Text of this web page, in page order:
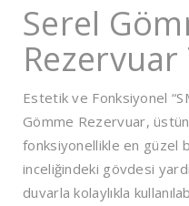
Serel
Estetik ve Fonksiyonel
Gömme Rezervuar,
fonksiyonellikle en güzel
inceliğindeki gövdesi
duvarla kolaylıkla